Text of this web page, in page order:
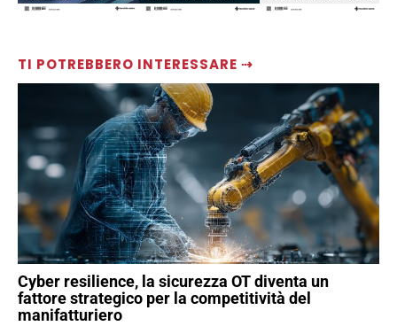
TI POTREBBERO INTERESSARE ⇢
Cyber resilience, la sicurezza OT diventa un
fattore strategico per la competitività del
manifatturiero